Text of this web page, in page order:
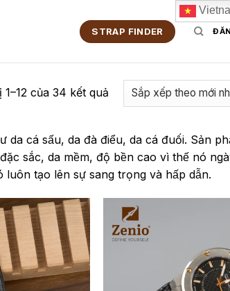
STRAP FINDER
1–12 của 34 kết quả
cá sấu, da đà điểu, da cá đuối. Sản
sắc, da mềm, độ bền cao vì thế nó
tạo lên sự sang trọng và hấp dẫn.